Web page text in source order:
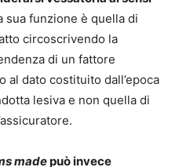
sua funzione è quella di
circoscrivendo la
di un fattore
dato costituito dall’epoca
lesiva e non quella di
madepuò invece